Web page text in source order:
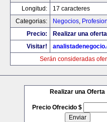
Longitud:
17 caracteres
Categorias:
Negocios,
Precio:
Realizar una
Visitar!
Serán consideradas
Realizar una Oferta
Precio Ofrecido $